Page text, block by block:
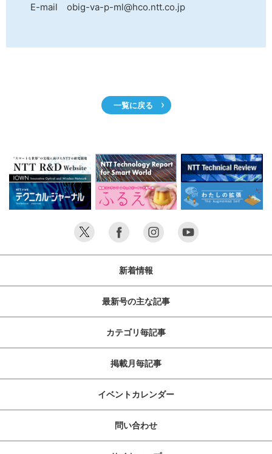
E-mail obig-va-p-ml@hco.ntt.co.jp
一覧に戻る
新着情報
最新号の主な記事
カテゴリ毎記事
掲載月毎記事
イベントカレンダー
問い合わせ